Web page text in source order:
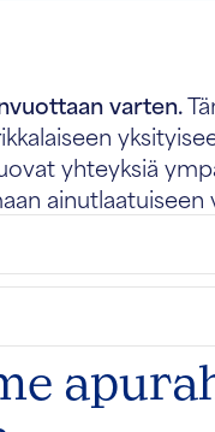
varten.
yhteyksiä
ainutlaatuiseen